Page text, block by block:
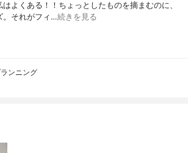
よくある！！ちょっとしたものを摘まむのに、
。それがフィ…続きを見る
ンニング